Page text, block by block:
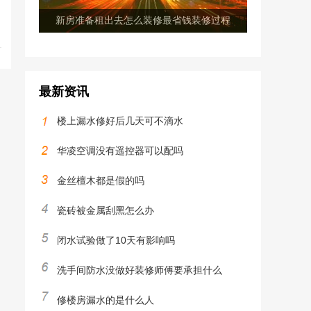
新房准备租出去怎么装修最省钱装修过程
最新资讯
楼上漏水修好后几天可不滴水
华凌空调没有遥控器可以配吗
金丝檀木都是假的吗
瓷砖被金属刮黑怎么办
闭水试验做了10天有影响吗
洗手间防水没做好装修师傅要承担什么
修楼房漏水的是什么人